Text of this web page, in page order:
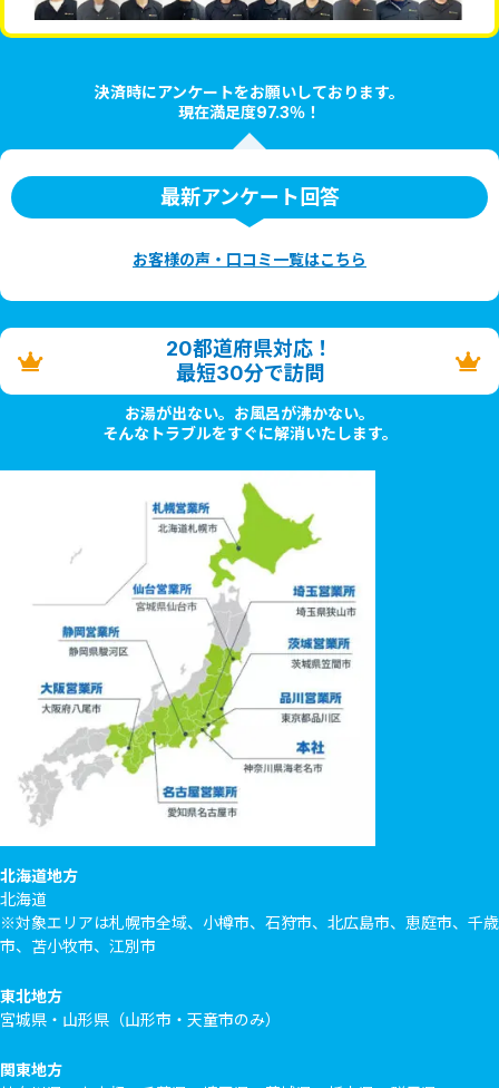
決済時にアンケートをお願いしております。
現在満足度97.3％！
最新アンケート回答
お客様の声・口コミ一覧はこちら
20都道府県対応！
最短30分で訪問
お湯が出ない。お風呂が沸かない。
そんなトラブルをすぐに解消いたします。
北海道地方
北海道
※対象エリアは札幌市全域、小樽市、石狩市、北広島市、恵庭市、千歳
市、苫小牧市、江別市
東北地方
宮城県・山形県（山形市・天童市のみ）
関東地方